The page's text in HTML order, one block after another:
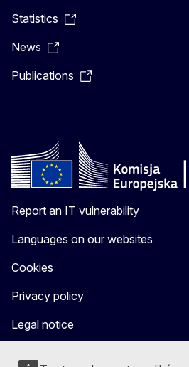
Statistics
News
Publications
Report an IT vulnerability
Languages on our websites
Cookies
Privacy policy
Legal notice